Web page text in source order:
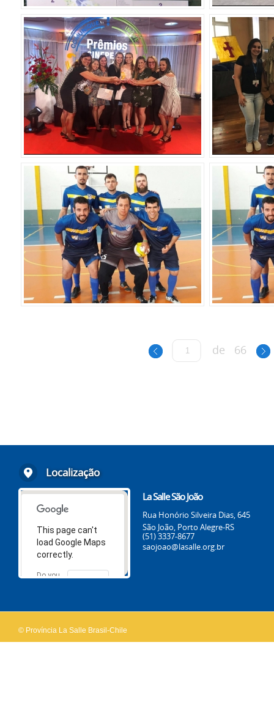
de 66
Localização
This page can't
load Google Maps
correctly.
Do you
OK
La Salle São João
Rua Honório Silveira Dias, 645
São João, Porto Alegre-RS
(51) 3337-8677
saojoao@lasalle.org.br
© Província La Salle Brasil-Chile